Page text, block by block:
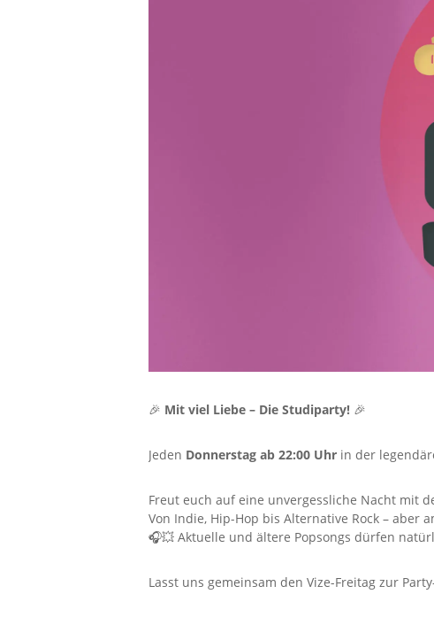
🎉 Mit viel Liebe – Die Studiparty! 🎉
Jeden Donnerstag ab 22:00 Uhr in der
Freut euch auf eine unvergessliche Nacht mit
Von Indie, Hip-Hop bis Alternative Rock – aber
🎧💥 Aktuelle und ältere Popsongs dürfen
Lasst uns gemeinsam den Vize-Freitag zur